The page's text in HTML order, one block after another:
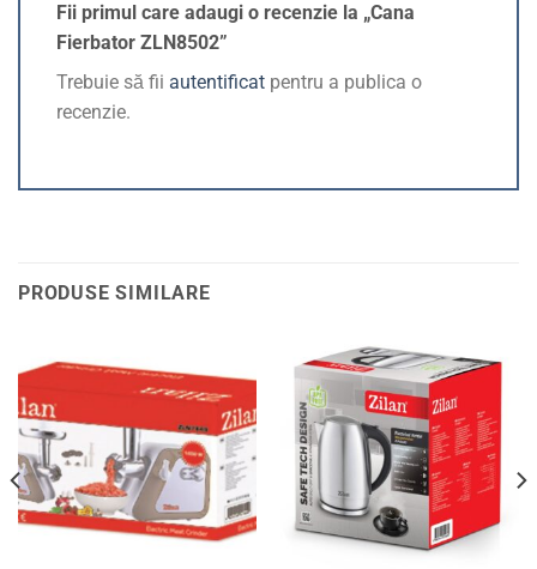
Fii primul care adaugi o recenzie la „Cana
Fierbator ZLN8502”
Trebuie să fii autentificat pentru a publica o
recenzie.
PRODUSE SIMILARE